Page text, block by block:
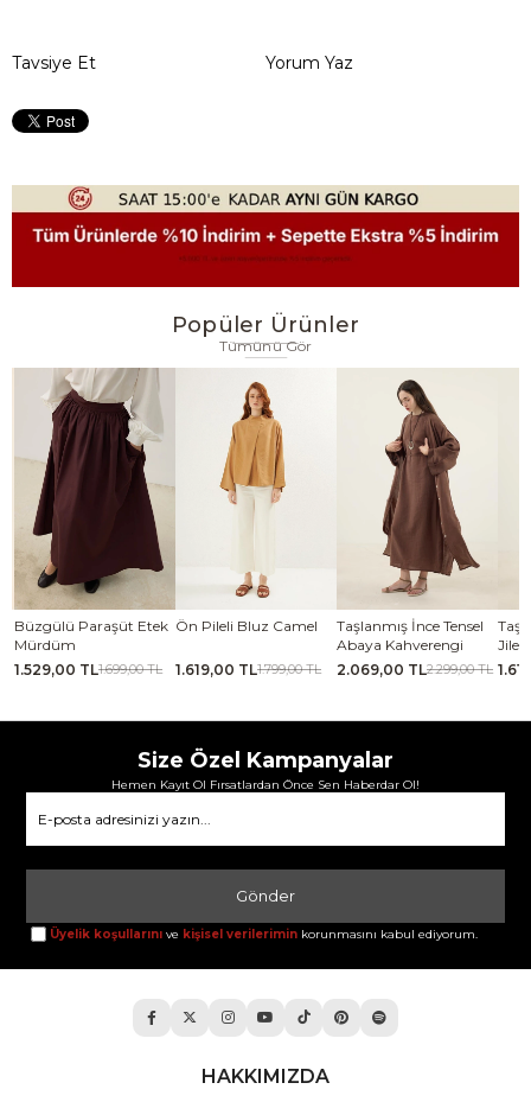
Tavsiye Et Yorum Yaz
Popüler Ürünler
Tümünü Gör
TL
Ön Pileli Bluz Camel
1.619,00 TL1.799,00 TL
Taşlanmış İnce Tensel
2.069,00 TL2.299,00 TL
Taşlanmış İnce Tensel
Jile Koyu yeşil
1.619,00 TL1.799,00 TL
Size Özel Kampanyalar
Hemen Kayıt Ol Fırsatlardan Önce Sen Haberdar Ol!
Gönder
Üyelik koşullarını ve kişisel verilerimin korunmasını kabul ediyorum.
HAKKIMIZDA